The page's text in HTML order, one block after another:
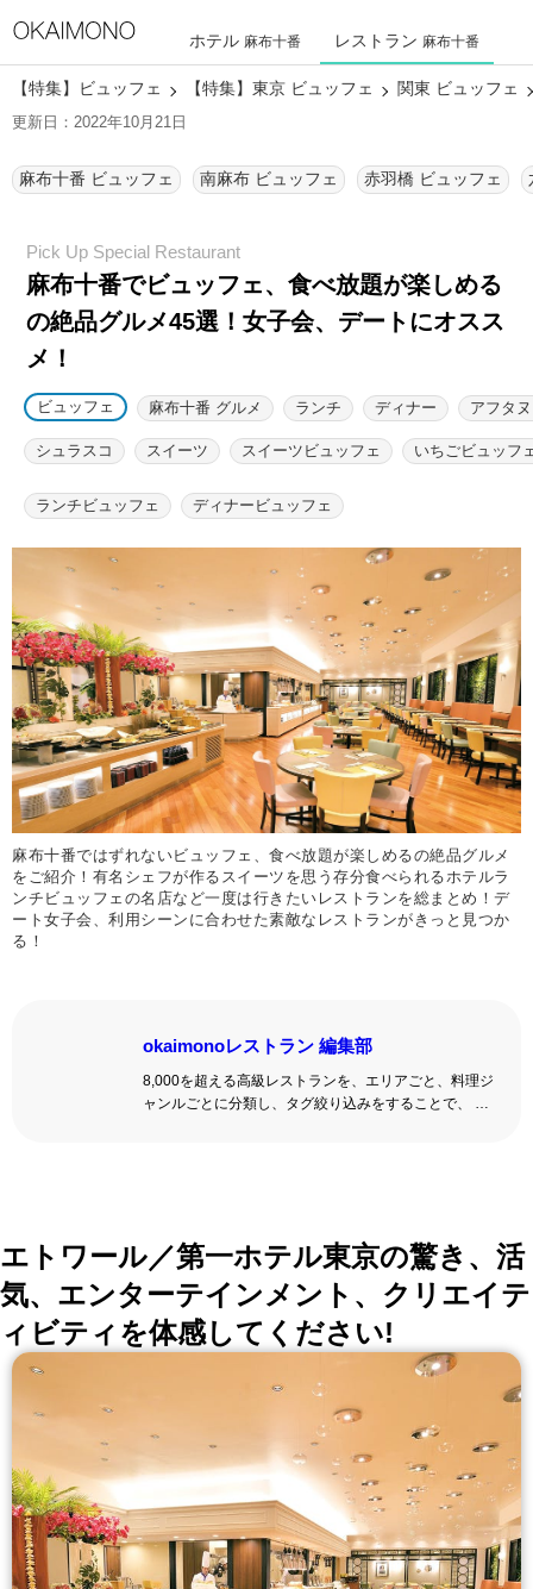
ホテル 麻布十番 レストラン 麻布十番
【特集】ビュッフェ 【特集】東京 ビュッフェ 関東 ビュッフェ
更新日：2022年10月21日
麻布十番 ビュッフェ 南麻布 ビュッフェ 赤羽橋 ビュッフェ
麻布十番でビュッフェ、食べ放題が楽しめる
の絶品グルメ45選！女子会、デートにオスス
メ！
ビュッフェ 麻布十番 グルメ ランチ ディナー アフタ
シュラスコ スイーツ スイーツビュッフェ いちごビュッフ
ランチビュッフェ ディナービュッフェ
麻布十番ではずれないビュッフェ、食べ放題が楽しめるの絶品グルメ
をご紹介！有名シェフが作るスイーツを思う存分食べられるホテルラ
ンチビュッフェの名店など一度は行きたいレストランを総まとめ！デ
ート女子会、利用シーンに合わせた素敵なレストランがきっと見つか
る！
okaimonoレストラン 編集部
8,000を超える高級レストランを、エリアごと、料理ジ
ャンルごとに分類し、タグ絞り込みをすることで、 い
エトワール／第一ホテル東京の驚き、活
気、エンターテインメント、クリエイテ
ィビティを体感してください!